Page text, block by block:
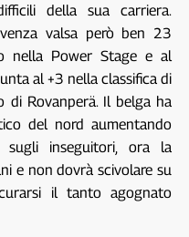
della sua carriera.
valsa però ben 23
nella Power Stage e al
al +3 nella classifica di
di Rovanperä. Il belga ha
del nord aumentando
sugli inseguitori, ora la
e non dovrà scivolare su
il tanto agognato